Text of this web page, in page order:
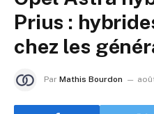
Prius :
chez les
Par Mathis Bourdon